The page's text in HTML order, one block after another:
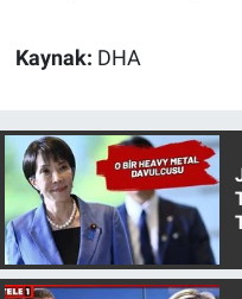
Kaynak: DHA
Spor
Teknoloji
Türkiye'nin
Türkiye'nin